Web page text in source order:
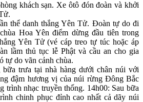
khách sạn. Xe ôtô đón đoàn và khởi
thể danh thắng Yên Tử. Đoàn tự do đi
Hoa Yên điểm dừng đầu tiên trong
Yên Tử (vé cáp treo tự túc hoặc áp
lầm thủ tục lễ Phật và cầu an cho gia
tự do vãn cảnh chùa.
bữa trưa tại nhà hàng dưới chân núi với
đậm hương vị của núi rừng Đông Bắc
trình nhạc truyền thống. 14h00: Sau bữa
chinh phục đỉnh cao nhất cả dãy núi